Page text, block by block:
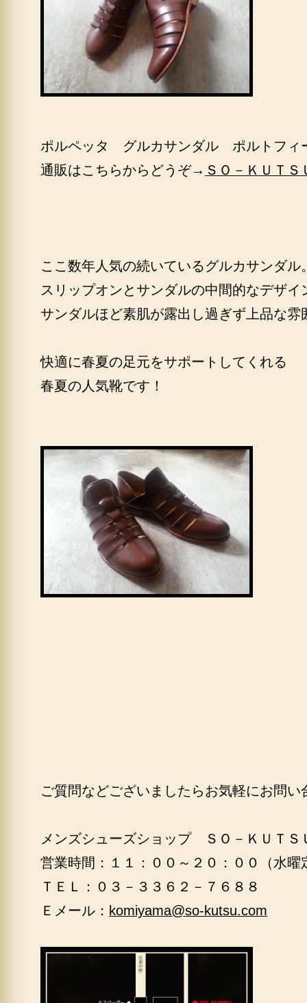
ポルペッタ グルカサンダル ポルトフィ
通販はこちらからどうぞ→ ＳＯ－ＫＵＴ
ここ数年人気の続いているグルカサンダル
スリップオンとサンダルの中間的なデザイ
サンダルほど素肌が露出し過ぎず上品な雰
快適に春夏の足元をサポートしてくれる
春夏の人気靴です！
ご質問などございましたらお気軽にお問
メンズシューズショップ ＳＯ－ＫＵＴＳ
営業時間：１１：００～２０：００（水曜
ＴＥＬ：０３－３３６２－７６８８
Ｅメール： komiyama@so-kutsu.com